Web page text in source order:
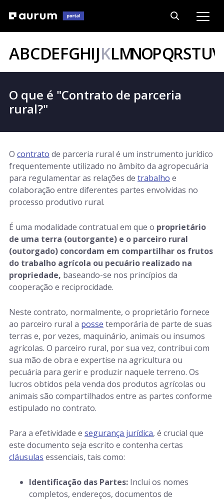
ABCDEFGHIJKLMNOPQRSTUV
O que é "Contrato de parceria
rural?"
O contrato de parceria rural é um instrumento jurídico
frequentemente utilizado no âmbito da agropecuária
para regulamentar as relações de trabalho e
colaboração entre diferentes partes envolvidas no
processo produtivo rural.
É uma modalidade contratual em que o proprietário
de uma terra (outorgante) e o parceiro rural
(outorgado) concordam em compartilhar os frutos
do trabalho agrícola ou pecuário realizado na
propriedade, baseando-se nos princípios da
cooperação e reciprocidade.
Neste contrato, normalmente, o proprietário fornece
ao parceiro rural a posse temporária de parte de suas
terras e, por vezes, maquinário, animais ou insumos
agrícolas. O parceiro rural, por sua vez, contribui com
sua mão de obra e expertise na agricultura ou
pecuária para gerir e produzir naquele terreno. Os
lucros obtidos pela venda dos produtos agrícolas ou
animais são compartilhados entre as partes conforme
estipulado no contrato.
Para a efetividade e segurança jurídica, é crucial que
este documento seja escrito e contenha certas
cláusulas essenciais, tais como:
Identificação das Partes: Inclui os nomes
completos, endereços, documentos de